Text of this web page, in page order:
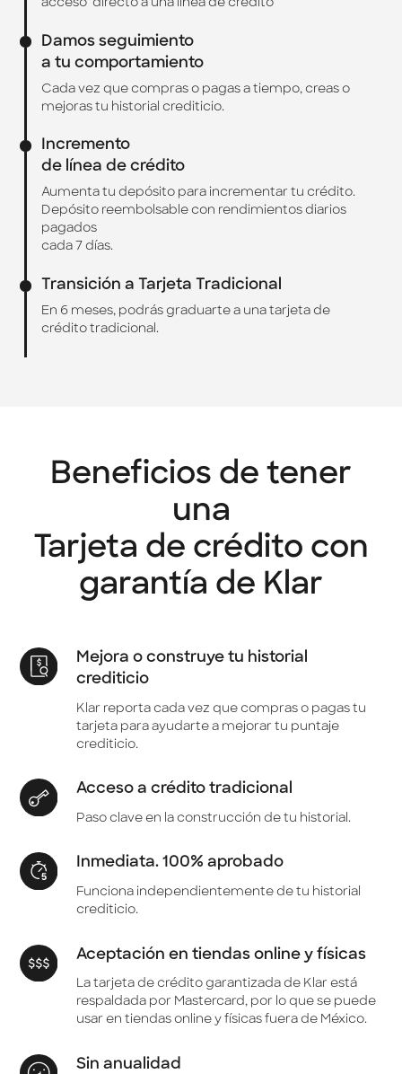
acceso directo a una línea de crédito
Damos seguimiento
a tu comportamiento
Cada vez que compras o pagas a tiempo, creas o
mejoras tu historial crediticio.
Incremento
de línea de crédito
Aumenta tu depósito para incrementar tu crédito.
Depósito reembolsable con rendimientos diarios
pagados
cada 7 días.
Transición a Tarjeta Tradicional
En 6 meses, podrás graduarte a una tarjeta de
crédito tradicional.
Beneficios de tener
una
Tarjeta de crédito con
garantía de Klar
Mejora o construye tu historial
crediticio
Klar reporta cada vez que compras o pagas tu
tarjeta para ayudarte a mejorar tu puntaje
crediticio.
Acceso a crédito tradicional
Paso clave en la construcción de tu historial.
Inmediata. 100% aprobado
Funciona independientemente de tu historial
crediticio.
Aceptación en tiendas online y físicas
La tarjeta de crédito garantizada de Klar está
respaldada por Mastercard, por lo que se puede
usar en tiendas online y físicas fuera de México.
Sin anualidad